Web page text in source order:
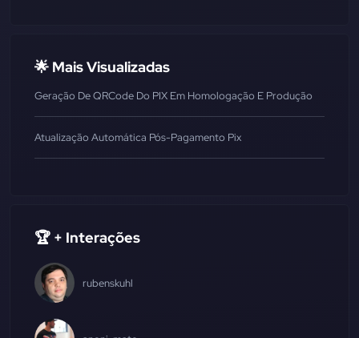
🌟 Mais Visualizadas
Geração De QRCode Do PIX Em Homologação E Produção
Atualização Automática Pós-Pagamento Pix
🏆 + Interações
rubenskuhl